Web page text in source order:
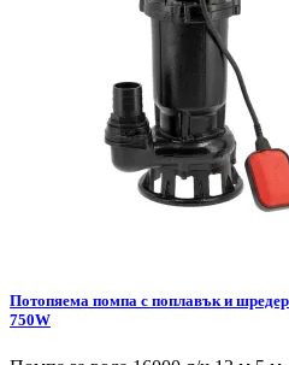
Потопяема помпа с поплавък и
750W